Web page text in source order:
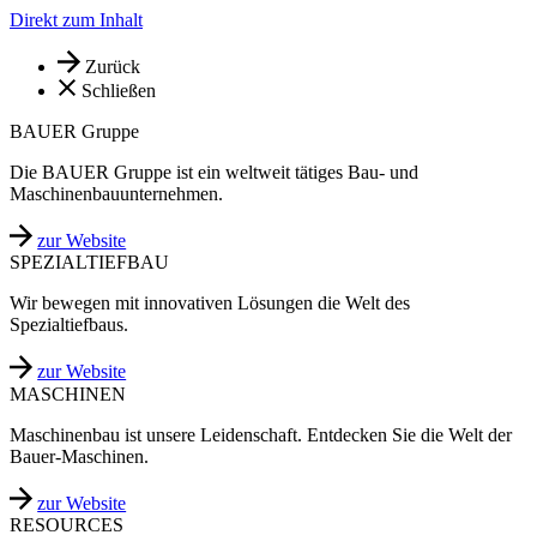
Direkt zum Inhalt
Zurück
Schließen
BAUER Gruppe
Die BAUER Gruppe ist ein weltweit tätiges Bau- und
Maschinenbauunternehmen.
zur Website
SPEZIALTIEFBAU
Wir bewegen mit innovativen Lösungen die Welt des
Spezialtiefbaus.
zur Website
MASCHINEN
Maschinenbau ist unsere Leidenschaft. Entdecken Sie die Welt der
Bauer-Maschinen.
zur Website
RESOURCES